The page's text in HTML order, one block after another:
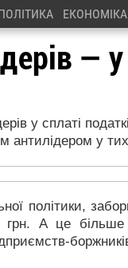
ЕКОНОМІКА
—
у сплаті
антилідером у
політики,
грн. А це